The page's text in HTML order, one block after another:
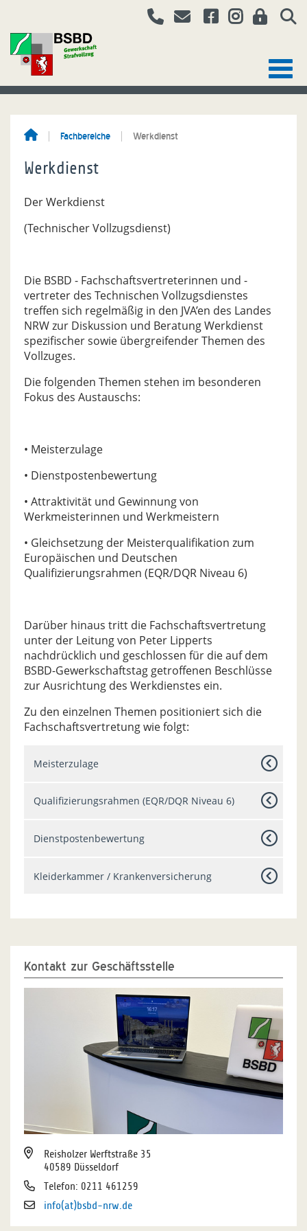
Fachbereiche Werkdienst
Werkdienst
Der Werkdienst
(Technischer Vollzugsdienst)
Die BSBD - Fachschaftsvertreterinnen und -
vertreter des Technischen Vollzugsdienstes
treffen sich regelmäßig in den JVA’en des Landes
NRW zur Diskussion und Beratung Werkdienst
spezifischer sowie übergreifender Themen des
Vollzuges.
Die folgenden Themen stehen im besonderen
Fokus des Austauschs:
• Meisterzulage
• Dienstpostenbewertung
• Attraktivität und Gewinnung von
Werkmeisterinnen und Werkmeistern
• Gleichsetzung der Meisterqualifikation zum
Europäischen und Deutschen
Qualifizierungsrahmen (EQR/DQR Niveau 6)
Darüber hinaus tritt die Fachschaftsvertretung
unter der Leitung von Peter Lipperts
nachdrücklich und geschlossen für die auf dem
BSBD-Gewerkschaftstag getroffenen Beschlüsse
zur Ausrichtung des Werkdienstes ein.
Zu den einzelnen Themen positioniert sich die
Fachschaftsvertretung wie folgt:
Meisterzulage
Qualifizierungsrahmen (EQR/DQR Niveau 6)
Dienstpostenbewertung
Kleiderkammer / Krankenversicherung
Kontakt zur Geschäftsstelle
Reisholzer Werftstraße 35
40589 Düsseldorf
Telefon: 0211 461259
info(at)bsbd-nrw.de